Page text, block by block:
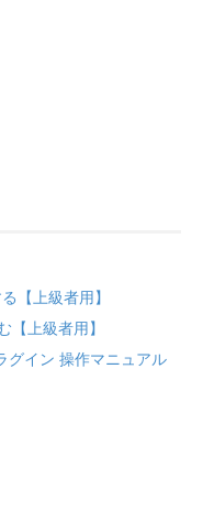
【上級者用】
上級者用】
グイン 操作マニュアル